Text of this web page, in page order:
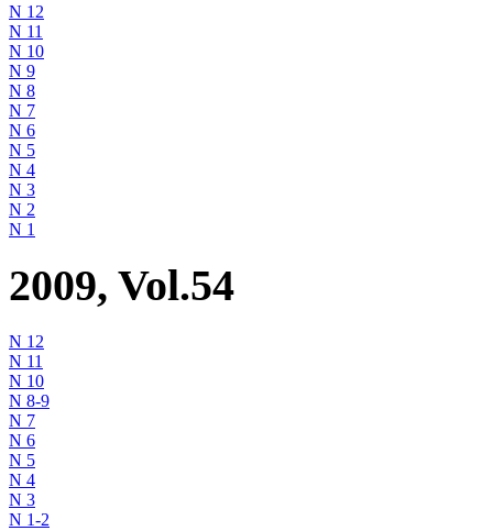
N 12
N 11
N 10
N 9
N 8
N 7
N 6
N 5
N 4
N 3
N 2
N 1
2009, Vol.54
N 12
N 11
N 10
N 8-9
N 7
N 6
N 5
N 4
N 3
N 1-2